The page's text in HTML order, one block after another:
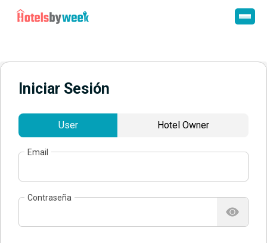
Iniciar Sesión
User Hotel Owner
Email
Contraseña